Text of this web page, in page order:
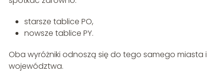
starsze tablice PO,
nowsze tablice PY.
Oba wyróżniki odnoszą się do tego samego miasta i
województwa.